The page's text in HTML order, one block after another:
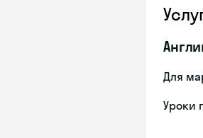
Для
Уроки